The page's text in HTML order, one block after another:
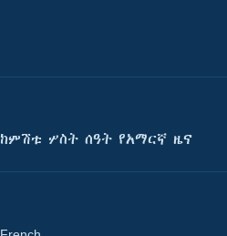
ከምሽቱ ሦስት ሰዓት የአማርኛ ዜና